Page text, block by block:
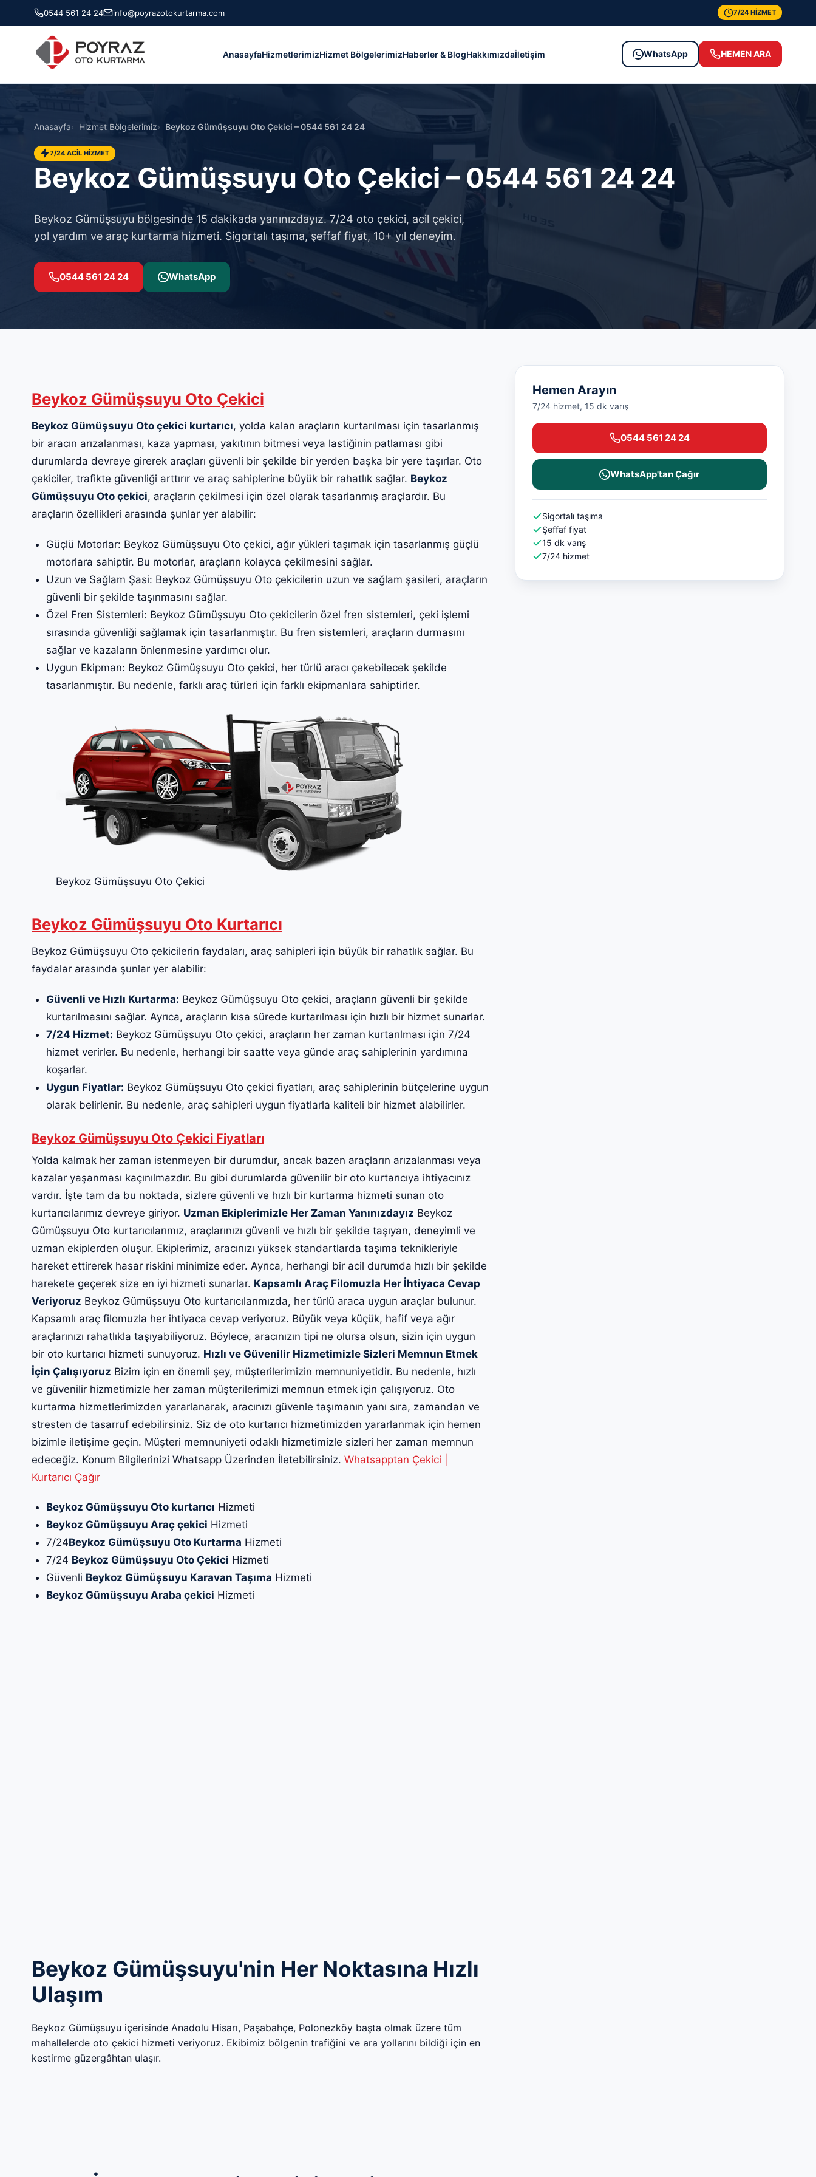
0544 561 24 24 info@poyrazotokurtarma.com 7/24 HİZMET
AnasayfaHizmetlerimizHizmet BölgelerimizHaberler & BlogHakkımızdaİletişim WhatsApp HEMEN ARA
Anasayfa Hizmet Bölgelerimiz Beykoz Gümüşsuyu Oto Çekici – 0544 561 24 24
7/24 ACİL HİZMET
Beykoz Gümüşsuyu Oto Çekici – 0544 561 24 24
Beykoz Gümüşsuyu bölgesinde 15 dakikada yanınızdayız. 7/24 oto çekici, acil çekici,
yol yardım ve araç kurtarma hizmeti. Sigortalı taşıma, şeffaf fiyat, 10+ yıl deneyim.
0544 561 24 24 WhatsApp
Beykoz Gümüşsuyu Oto Çekici
Beykoz Gümüşsuyu Oto çekici kurtarıcı, yolda kalan araçların kurtarılması için tasarlanmış
bir aracın arızalanması, kaza yapması, yakıtının bitmesi veya lastiğinin patlaması gibi
durumlarda devreye girerek araçları güvenli bir şekilde bir yerden başka bir yere taşırlar. Oto
çekiciler, trafikte güvenliği arttırır ve araç sahiplerine büyük bir rahatlık sağlar. Beykoz
Gümüşsuyu Oto çekici, araçların çekilmesi için özel olarak tasarlanmış araçlardır. Bu
araçların özellikleri arasında şunlar yer alabilir:
Güçlü Motorlar: Beykoz Gümüşsuyu Oto çekici, ağır yükleri taşımak için tasarlanmış güçlü
motorlara sahiptir. Bu motorlar, araçların kolayca çekilmesini sağlar.
Uzun ve Sağlam Şasi: Beykoz Gümüşsuyu Oto çekicilerin uzun ve sağlam şasileri, araçların
güvenli bir şekilde taşınmasını sağlar.
Özel Fren Sistemleri: Beykoz Gümüşsuyu Oto çekicilerin özel fren sistemleri, çeki işlemi
sırasında güvenliği sağlamak için tasarlanmıştır. Bu fren sistemleri, araçların durmasını
sağlar ve kazaların önlenmesine yardımcı olur.
Uygun Ekipman: Beykoz Gümüşsuyu Oto çekici, her türlü aracı çekebilecek şekilde
tasarlanmıştır. Bu nedenle, farklı araç türleri için farklı ekipmanlara sahiptirler.
Beykoz Gümüşsuyu Oto Çekici
Beykoz Gümüşsuyu Oto Kurtarıcı
Beykoz Gümüşsuyu Oto çekicilerin faydaları, araç sahipleri için büyük bir rahatlık sağlar. Bu
faydalar arasında şunlar yer alabilir:
Güvenli ve Hızlı Kurtarma: Beykoz Gümüşsuyu Oto çekici, araçların güvenli bir şekilde
kurtarılmasını sağlar. Ayrıca, araçların kısa sürede kurtarılması için hızlı bir hizmet sunarlar.
7/24 Hizmet: Beykoz Gümüşsuyu Oto çekici, araçların her zaman kurtarılması için 7/24
hizmet verirler. Bu nedenle, herhangi bir saatte veya günde araç sahiplerinin yardımına
koşarlar.
Uygun Fiyatlar: Beykoz Gümüşsuyu Oto çekici fiyatları, araç sahiplerinin bütçelerine uygun
olarak belirlenir. Bu nedenle, araç sahipleri uygun fiyatlarla kaliteli bir hizmet alabilirler.
Beykoz Gümüşsuyu Oto Çekici Fiyatları
Yolda kalmak her zaman istenmeyen bir durumdur, ancak bazen araçların arızalanması veya
kazalar yaşanması kaçınılmazdır. Bu gibi durumlarda güvenilir bir oto kurtarıcıya ihtiyacınız
vardır. İşte tam da bu noktada, sizlere güvenli ve hızlı bir kurtarma hizmeti sunan oto
kurtarıcılarımız devreye giriyor. Uzman Ekiplerimizle Her Zaman Yanınızdayız Beykoz
Gümüşsuyu Oto kurtarıcılarımız, araçlarınızı güvenli ve hızlı bir şekilde taşıyan, deneyimli ve
uzman ekiplerden oluşur. Ekiplerimiz, aracınızı yüksek standartlarda taşıma teknikleriyle
hareket ettirerek hasar riskini minimize eder. Ayrıca, herhangi bir acil durumda hızlı bir şekilde
harekete geçerek size en iyi hizmeti sunarlar. Kapsamlı Araç Filomuzla Her İhtiyaca Cevap
Veriyoruz Beykoz Gümüşsuyu Oto kurtarıcılarımızda, her türlü araca uygun araçlar bulunur.
Kapsamlı araç filomuzla her ihtiyaca cevap veriyoruz. Büyük veya küçük, hafif veya ağır
araçlarınızı rahatlıkla taşıyabiliyoruz. Böylece, aracınızın tipi ne olursa olsun, sizin için uygun
bir oto kurtarıcı hizmeti sunuyoruz. Hızlı ve Güvenilir Hizmetimizle Sizleri Memnun Etmek
İçin Çalışıyoruz Bizim için en önemli şey, müşterilerimizin memnuniyetidir. Bu nedenle, hızlı
ve güvenilir hizmetimizle her zaman müşterilerimizi memnun etmek için çalışıyoruz. Oto
kurtarma hizmetlerimizden yararlanarak, aracınızı güvenle taşımanın yanı sıra, zamandan ve
stresten de tasarruf edebilirsiniz. Siz de oto kurtarıcı hizmetimizden yararlanmak için hemen
bizimle iletişime geçin. Müşteri memnuniyeti odaklı hizmetimizle sizleri her zaman memnun
edeceğiz. Konum Bilgilerinizi Whatsapp Üzerinden İletebilirsiniz. Whatsapptan Çekici |
Kurtarıcı Çağır
Beykoz Gümüşsuyu Oto kurtarıcı Hizmeti
Beykoz Gümüşsuyu Araç çekici Hizmeti
7/24Beykoz Gümüşsuyu Oto Kurtarma Hizmeti
7/24 Beykoz Gümüşsuyu Oto Çekici Hizmeti
Güvenli Beykoz Gümüşsuyu Karavan Taşıma Hizmeti
Beykoz Gümüşsuyu Araba çekici Hizmeti
Beykoz Gümüşsuyu'nin Her Noktasına Hızlı
Ulaşım
Beykoz Gümüşsuyu içerisinde Anadolu Hisarı, Paşabahçe, Polonezköy başta olmak üzere tüm
mahallelerde oto çekici hizmeti veriyoruz. Ekibimiz bölgenin trafiğini ve ara yollarını bildiği için en
kestirme güzergâhtan ulaşır.
Hemen Arayın
7/24 hizmet, 15 dk varış
0544 561 24 24
WhatsApp'tan Çağır
Sigortalı taşıma
Şeffaf fiyat
15 dk varış
7/24 hizmet